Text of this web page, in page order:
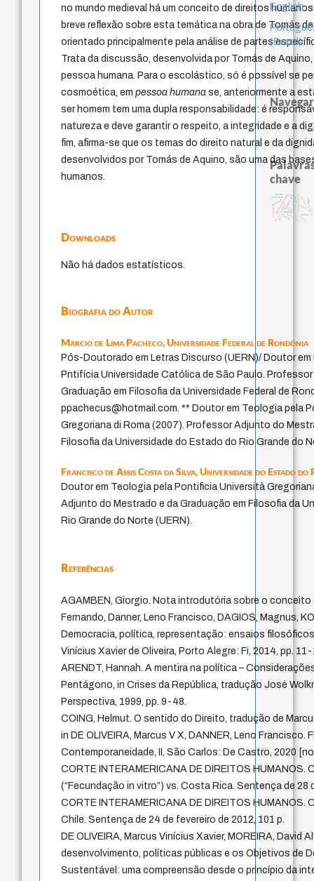
no mundo medieval há um conceito de direitos
breve reflexão sobre esta temática na obra de Tomás
orientado principalmente pela análise de partes
Trata da discussão, desenvolvida por Tomás de
pessoa humana. Para o escolástico, só é possível se
cosmoética, empessoa humana se, anteriormente a
ser homem tem uma dupla responsabilidade: é
natureza e deve garantir o respeito, a integridade e a
fim, afirma-se que os temas do direito natural e da
desenvolvidos por Tomás de Aquino, são uma das
humanos.
Downloads
Não há dados estatísticos.
Biografia do Autor
Marcio de Lima Pacheco,Universidade Federal de Rondônia
Pós-Doutorado em Letras Discurso (UERN)/ Doutor
Pntifícia Universidade Católica de São Paulo.
Graduação em Filosofia da Universidade Federal de
ppachecus@hotmail.com. ** Doutor em Teologia pela
Gregoriana di Roma (2007). Professor Adjunto do
Filosofia da Universidade do Estado do Rio Grande do
Francisco de Assis Costa da Silva,Universidade do Estado
Doutor em Teologia pela Pontificia Università
Adjunto do Mestrado e da Graduação em Filosofia da
Rio Grande do Norte (UERN).
Referências
AGAMBEN, Giorgio. Nota introdutória sobre o conceito
Fernando, Danner, Leno Francisco, DAGIOS, Magnus,
Democracia, política, representação: ensaios
Vinícius Xavier de Oliveira, Porto Alegre: Fi, 2014, pp.
ARENDT, Hannah. A mentira na política –
Pentágono, in Crises da República, tradução José
Perspectiva, 1999, pp. 9-48.
COING, Helmut. O sentido do Direito, tradução de
in DE OLIVEIRA, Marcus V X, DANNER, Leno Francisco.
Contemporaneidade, II, São Carlos: De Castro, 2020
CORTE INTERAMERICANA DE DIREITOS HUMANOS.
(“Fecundação in vitro”) vs. Costa Rica. Sentença de 28
CORTE INTERAMERICANA DE DIREITOS HUMANOS.
Chile. Sentença de 24 de fevereiro de 2012, 101 p.
DE OLIVEIRA, Marcus Vinícius Xavier, MOREIRA, David
desenvolvimento, políticas públicas e os Objetivos de
Sustentável: uma compreensão desde o princípio da
English
(Brasil)
Navegar
chave
fundamentalismojacobi
protágoras experiência temporal
metafísica do tempogénero
idade
intolerância
homem-medida
filosofias indígenas
j.c.m. neto
palavra perdón
leyes
violencia
guayaquil logos
pedagogia lei
desejo
bataille
mind
therapy
animais